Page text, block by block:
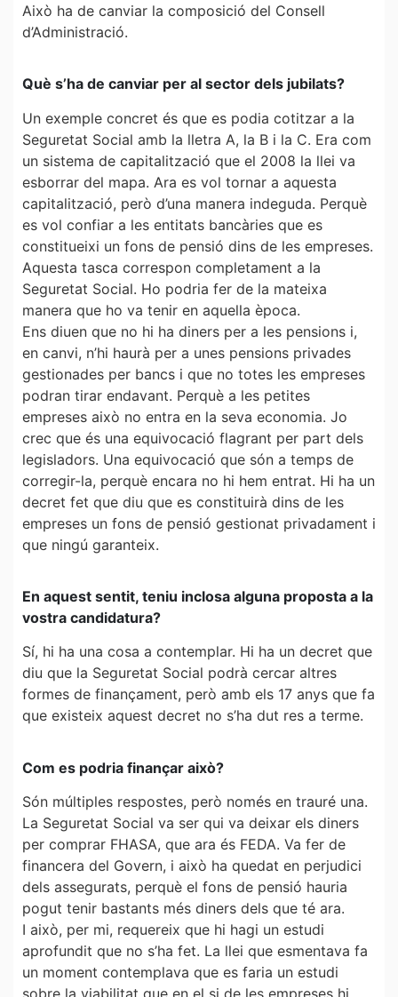
Això ha de canviar la composició del Consell
d’Administració.
Què s’ha de canviar per al sector dels jubilats?
Un exemple concret és que es podia cotitzar a la
Seguretat Social amb la lletra A, la B i la C. Era com
un sistema de capitalització que el 2008 la llei va
esborrar del mapa. Ara es vol tornar a aquesta
capitalització, però d’una manera indeguda. Perquè
es vol confiar a les entitats bancàries que es
constitueixi un fons de pensió dins de les empreses.
Aquesta tasca correspon completament a la
Seguretat Social. Ho podria fer de la mateixa
manera que ho va tenir en aquella època.
Ens diuen que no hi ha diners per a les pensions i,
en canvi, n’hi haurà per a unes pensions privades
gestionades per bancs i que no totes les empreses
podran tirar endavant. Perquè a les petites
empreses això no entra en la seva economia. Jo
crec que és una equivocació flagrant per part dels
legisladors. Una equivocació que són a temps de
corregir-la, perquè encara no hi hem entrat. Hi ha un
decret fet que diu que es constituirà dins de les
empreses un fons de pensió gestionat privadament i
que ningú garanteix.
En aquest sentit, teniu inclosa alguna proposta a la
vostra candidatura?
Sí, hi ha una cosa a contemplar. Hi ha un decret que
diu que la Seguretat Social podrà cercar altres
formes de finançament, però amb els 17 anys que fa
que existeix aquest decret no s’ha dut res a terme.
Com es podria finançar això?
Són múltiples respostes, però només en trauré una.
La Seguretat Social va ser qui va deixar els diners
per comprar FHASA, que ara és FEDA. Va fer de
financera del Govern, i això ha quedat en perjudici
dels assegurats, perquè el fons de pensió hauria
pogut tenir bastants més diners dels que té ara.
I això, per mi, requereix que hi hagi un estudi
aprofundit que no s’ha fet. La llei que esmentava fa
un moment contemplava que es faria un estudi